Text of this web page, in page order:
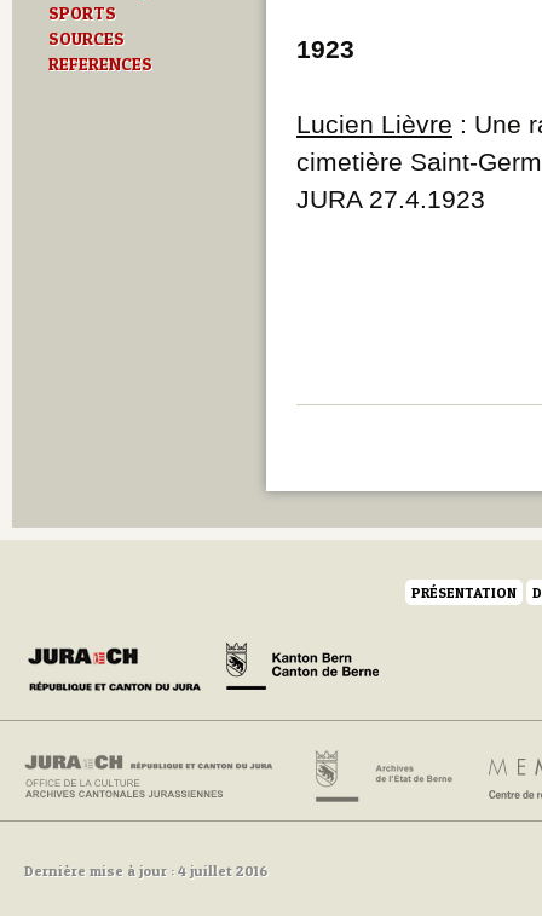
SPORTS
SOURCES
REFERENCES
1923
Lucien Lièvre : Une
cimetière Saint-
JURA 27.4.1923
PRÉSENTATION
Dernière mise à jour : 4 juillet 2016